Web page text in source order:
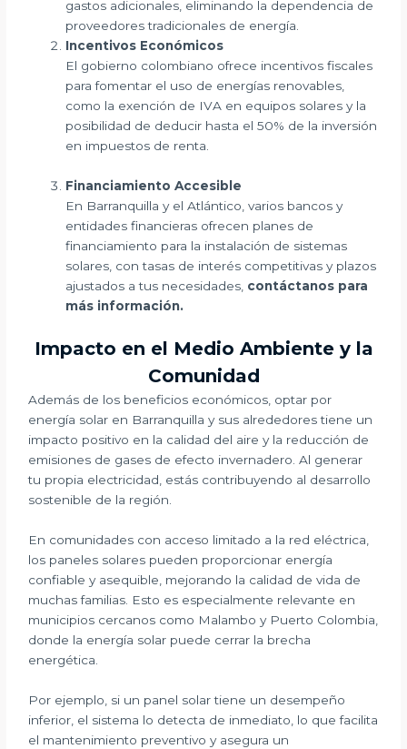
gastos adicionales, eliminando la dependencia de
proveedores tradicionales de energía.
Incentivos Económicos
El gobierno colombiano ofrece incentivos fiscales
para fomentar el uso de energías renovables,
como la exención de IVA en equipos solares y la
posibilidad de deducir hasta el 50% de la inversión
en impuestos de renta.
Financiamiento Accesible
En Barranquilla y el Atlántico, varios bancos y
entidades financieras ofrecen planes de
financiamiento para la instalación de sistemas
solares, con tasas de interés competitivas y plazos
ajustados a tus necesidades, contáctanos para
más información.
Impacto en el Medio Ambiente y la
Comunidad
Además de los beneficios económicos, optar por
energía solar en Barranquilla y sus alrededores tiene un
impacto positivo en la calidad del aire y la reducción de
emisiones de gases de efecto invernadero. Al generar
tu propia electricidad, estás contribuyendo al desarrollo
sostenible de la región.
En comunidades con acceso limitado a la red eléctrica,
los paneles solares pueden proporcionar energía
confiable y asequible, mejorando la calidad de vida de
muchas familias. Esto es especialmente relevante en
municipios cercanos como Malambo y Puerto Colombia,
donde la energía solar puede cerrar la brecha
energética.
Por ejemplo, si un panel solar tiene un desempeño
inferior, el sistema lo detecta de inmediato, lo que facilita
el mantenimiento preventivo y asegura un